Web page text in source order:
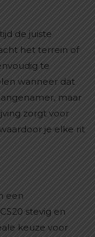
de juiste
het terrein of
te
wanneer dat
maar
zorgt voor
je elke rit
een
stevig en
keuze voor